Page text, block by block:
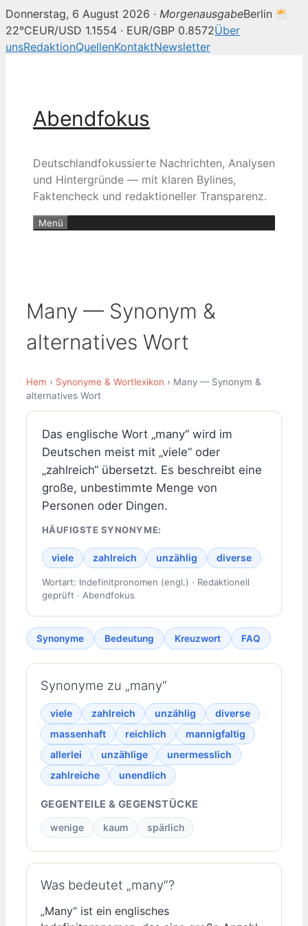
Donnerstag, 6 August 2026 · MorgenausgabeBerlin
22°CEUR/USD 1.1554 · EUR/GBP 0.8572Über
unsRedaktionQuellenKontaktNewsletter
Abendfokus
Deutschlandfokussierte Nachrichten, Analysen
und Hintergründe — mit klaren Bylines,
Faktencheck und redaktioneller Transparenz.
Menü
Many — Synonym &
alternatives Wort
Hem › Synonyme & Wortlexikon › Many — Synonym &
alternatives Wort
Das englische Wort „many“ wird im
Deutschen meist mit „viele“ oder
„zahlreich“ übersetzt. Es beschreibt eine
große, unbestimmte Menge von
Personen oder Dingen.
HÄUFIGSTE SYNONYME:
viele zahlreich unzählig diverse
Wortart: Indefinitpronomen (engl.) · Redaktionell
geprüft · Abendfokus
Synonyme Bedeutung Kreuzwort FAQ
Synonyme zu „many“
viele zahlreich unzählig
diverse
massenhaft
reichlich
mannigfaltig
allerlei
unzählige
unermesslich
zahlreiche
unendlich
GEGENTEILE & GEGENSTÜCKE
wenige kaum spärlich
Was bedeutet „many“?
„Many“ ist ein englisches